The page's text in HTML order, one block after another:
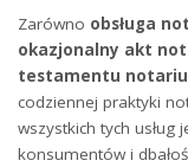
Zarówno obsługa
okazjonalny akt
testamentu
codziennej praktyki
wszystkich tych
konsumentów i